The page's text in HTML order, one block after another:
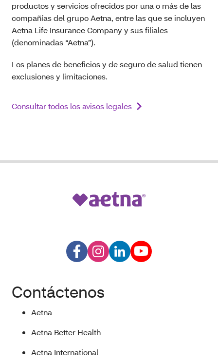
productos y servicios ofrecidos por una o más de las
compañías del grupo Aetna, entre las que se incluyen
Aetna Life Insurance Company y sus filiales
(denominadas “Aetna”).
Los planes de beneficios y de seguro de salud tienen
exclusiones y limitaciones.
Consultar todos los avisos legales
Contáctenos
Aetna
Aetna Better Health
Aetna International